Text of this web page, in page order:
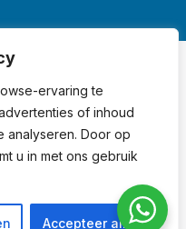
ervaring te
of inhoud
analyseren. Door op
u in met ons gebruik
Accepteer alles
•